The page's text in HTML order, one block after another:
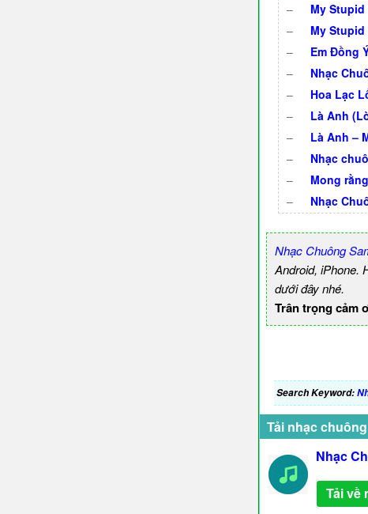
–
My
–
My
–
Em Đồng
–
Nhạc
–
Hoa Lạc
–
Là Anh
–
Là Anh –
–
Nhạc
–
Mong
–
Nhạc
Nhạc Chuông
Android, iPhone.
dưới đây nhé.
Trân trọng cảm
Search Keyword:
Tải nhạc
Nhạc
Tải về